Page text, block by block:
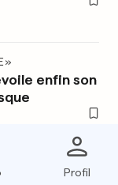
enfin son
Profil